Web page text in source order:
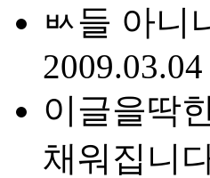
ㅄ들 아니
2009.03.04
이글을딱
채워집니